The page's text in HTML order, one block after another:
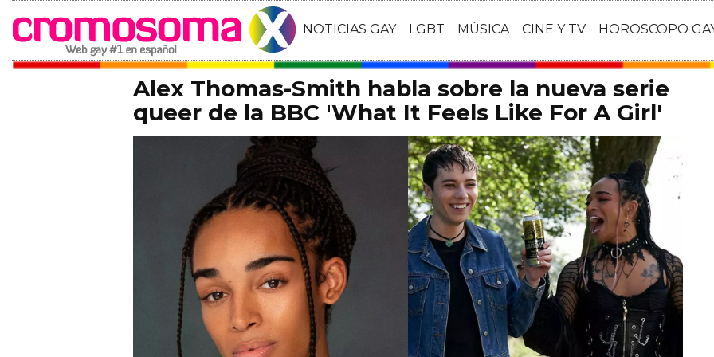
NOTICIAS GAY LGBT MÚSICA CINE Y TV HOROSCOPO
Alex Thomas-Smith habla sobre la nueva serie
queer de la BBC 'What It Feels Like For A Girl'